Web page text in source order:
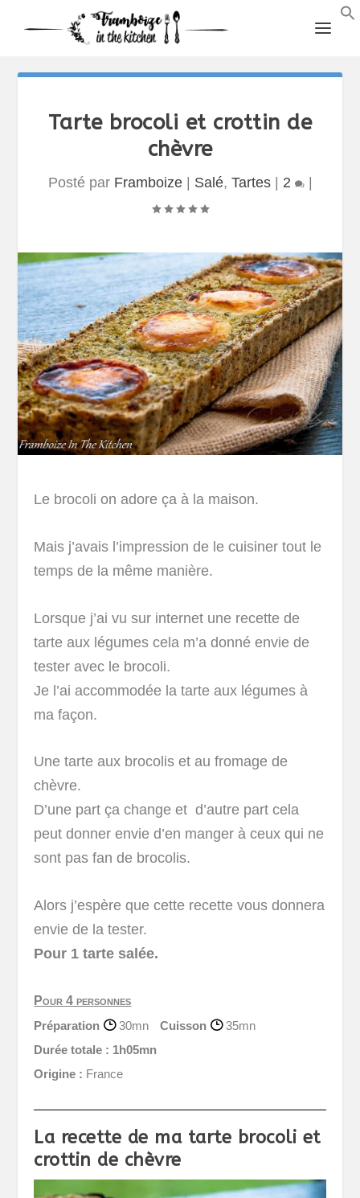
Tarte brocoli et crottin de
chèvre
Posté par Framboize| Salé, Tartes| 2 |
Le brocoli on adore ça à la maison.
Mais j’avais l’impression de le cuisiner tout le
temps de la même manière.
Lorsque j’ai vu sur internet une recette de
tarte aux légumes cela m’a donné envie de
tester avec le brocoli.
Je l’ai accommodée la tarte aux légumes à
ma façon.
Une tarte aux brocolis et au fromage de
chèvre.
D’une part ça change et d’autre part cela
peut donner envie d’en manger à ceux qui ne
sont pas fan de brocolis.
Alors j’espère que cette recette vous donnera
envie de la tester.
Pour 1 tarte salée.
Pour 4 personnes
Préparation
30mn Cuisson
35mn
Durée totale : 1h05mn
Origine : France
La recette de ma tarte brocoli et
crottin de chèvre